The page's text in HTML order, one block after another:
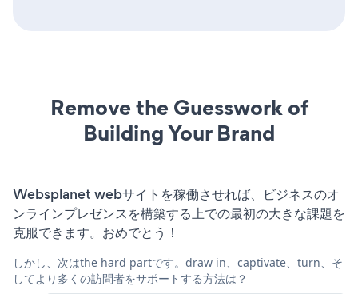
Remove the Guesswork of
Building Your Brand
Websplanet webサイトを稼働させれば、ビジネスのオ
ンラインプレゼンスを構築する上での最初の大きな課題を
克服できます。おめでとう！
しかし、次はthe hard partです。draw in、captivate、turn、そ
してより多くの訪問者をサポートする方法は？